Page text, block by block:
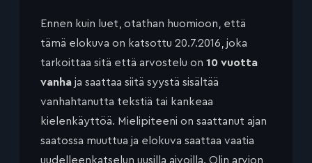
Ennen kuin luet, otathan huomioon, että
tämä elokuva on katsottu 20.7.2016, joka
tarkoittaa sitä että arvostelu on 10 vuotta
vanha ja saattaa siitä syystä sisältää
vanhahtanutta tekstiä tai kankeaa
kielenkäyttöä. Mielipiteeni on saattanut ajan
saatossa muuttua ja elokuva saattaa vaatia
uudelleenkatselun uusilla aivoilla. Olin arvion